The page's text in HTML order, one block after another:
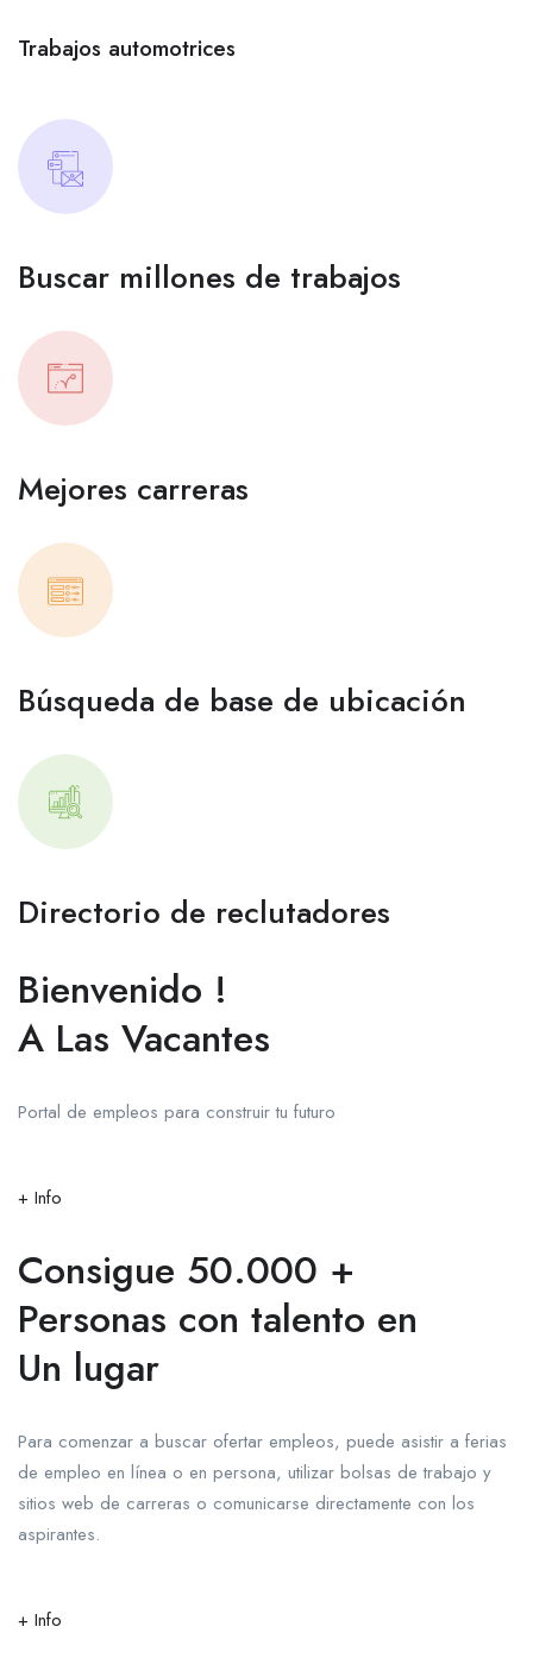
Trabajos automotrices
Buscar millones de trabajos
Mejores carreras
Búsqueda de base de ubicación
Directorio de reclutadores
Bienvenido !
A Las Vacantes
Portal de empleos para construir tu futuro
+ Info
Consigue 50.000 +
Personas con talento en
Un lugar
Para comenzar a buscar ofertar empleos, puede asistir a ferias
de empleo en línea o en persona, utilizar bolsas de trabajo y
sitios web de carreras o comunicarse directamente con los
aspirantes.
+ Info